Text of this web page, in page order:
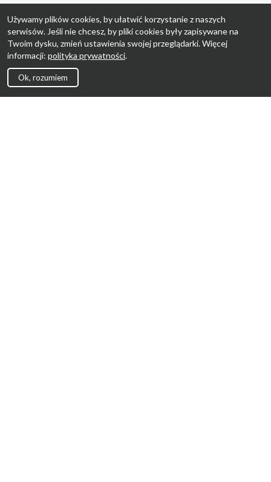
Używamy plików cookies, by ułatwić korzystanie z naszych
serwisów. Jeśli nie chcesz, by pliki cookies były zapisywane na
Twoim dysku, zmień ustawienia swojej przeglądarki. Więcej
informacji: polityka prywatności.
Ok, rozumiem